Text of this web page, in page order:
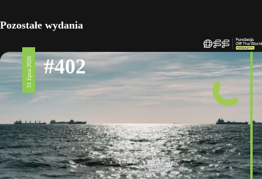
Pozostałe wydania
31 lipca 2026 #402